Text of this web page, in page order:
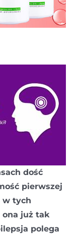
dość
pierwszej
w tych
ona już tak
polega